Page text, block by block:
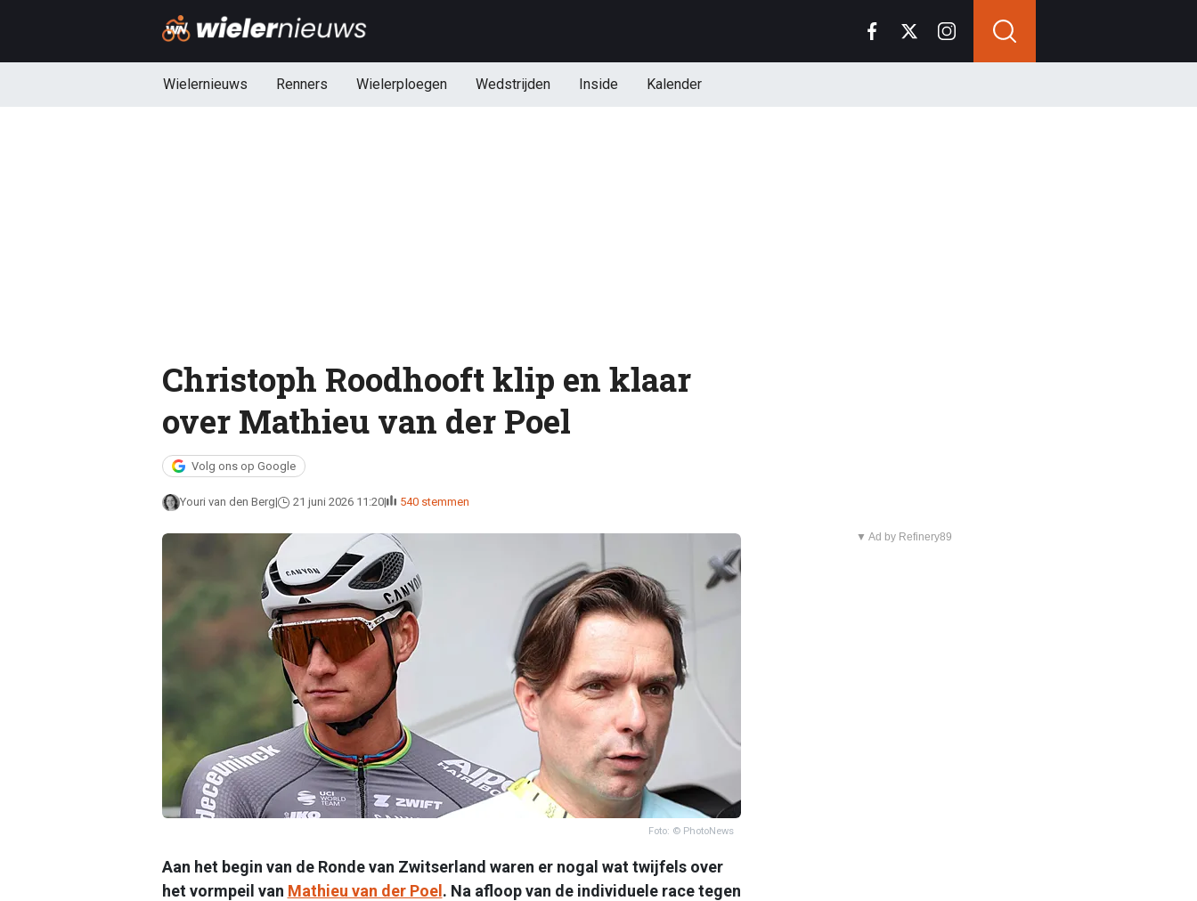
Wielernieuws Renners Wielerploegen Wedstrijden Inside Kalender
Christoph Roodhooft klip en klaar
over Mathieu van der Poel
Volg ons op Google
Youri van den Berg 21 juni 2026 11:20 540 stemmen
Foto: © PhotoNews
Aan het begin van de Ronde van Zwitserland waren er nogal wat twijfels over
het vormpeil van Mathieu van der Poel. Na afloop van de individuele race tegen
▼ Ad by Refinery89